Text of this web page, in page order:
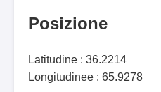
Posizione
Latitudine : 36.2214
Longitudinee : 65.9278